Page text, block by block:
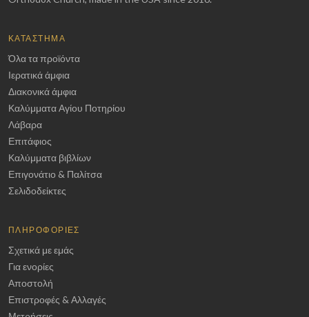
ΚΑΤΆΣΤΗΜΑ
Όλα τα προϊόντα
Ιερατικά άμφια
Διακονικά άμφια
Καλύμματα Αγίου Ποτηρίου
Λάβαρα
Επιτάφιος
Καλύμματα βιβλίων
Επιγονάτιο & Παλίτσα
Σελιδοδείκτες
ΠΛΗΡΟΦΟΡΊΕΣ
Σχετικά με εμάς
Για ενορίες
Αποστολή
Επιστροφές & Αλλαγές